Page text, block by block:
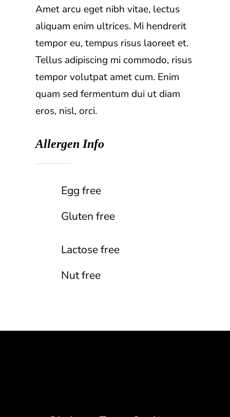
Amet arcu eget nibh vitae, lectus
aliquam enim ultrices. Mi hendrerit
tempor eu, tempus risus laoreet et.
Tellus adipiscing mi commodo, risus
tempor volutpat amet cum. Enim
quam sed fermentum dui ut diam
eros, nisl, orci.
Allergen Info
Egg free
Gluten free
Lactose free
Nut free